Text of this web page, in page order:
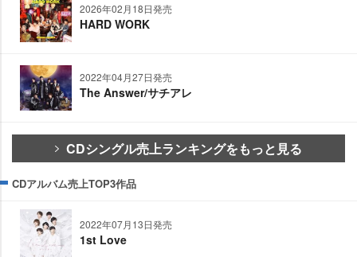
2026年02月18日発売
HARD WORK
2022年04月27日発売
The Answer/サチアレ
CDシングル売上ランキングをもっと見る
CDアルバム売上TOP3作品
2022年07月13日発売
1st Love